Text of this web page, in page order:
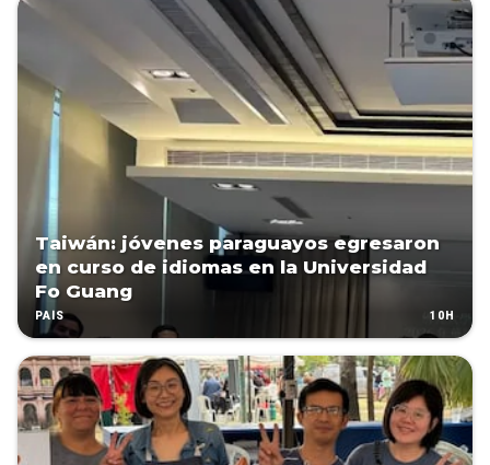
Taiwán: jóvenes paraguayos egresaron
en curso de idiomas en la Universidad
Fo Guang
PAÍS 10H